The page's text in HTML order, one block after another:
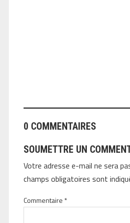
0 COMMENTAIRES
SOUMETTRE UN
Votre adresse e-mail ne sera
champs obligatoires sont
Commentaire *